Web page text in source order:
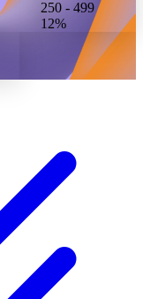
250 - 499
12%